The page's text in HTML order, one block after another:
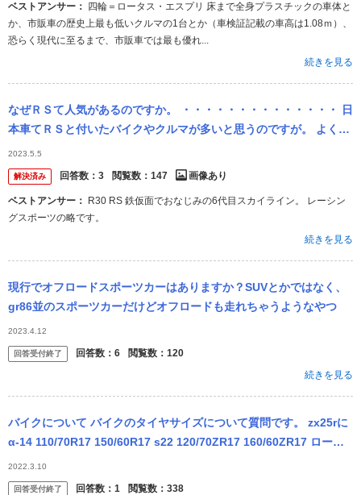
ベストアンサー：
か、市販車の歴史上最も低いクルマの1台とか（車検証記載の車高は1.08ｍ）、
恐らく現代に至るまで、市販車では最も優れ...
続きを見る
なぜＲＳて人気があるのですか。 ・・・・・・・・・・・・・・ 日
本車てＲＳと付いたバイクやクルマが多いと思うのですが。 よく分
からないのですか。 ロードセイリング。ロードスポーツ。レーシン
グスポ...
2023.5.5
解決済み 回答数： 3 閲覧数： 147 画像あり
ベストアンサー：
グスポーツの略です。
続きを見る
現行でオフロードスポーツカーはありますか？SUVとかではなく、
gr86並のスポーツカーだけどオフロードも走れちゃうようなやつ
2023.4.12
回答受付終了 回答数： 6 閲覧数： 120
続きを見る
バイクについて バイクのタイヤサイズについて質問です。 zx25rに
α-14 110/70R17 150/60R17 s22 120/70ZR17 160/60ZR17 ロード
スポーツ...
2022.3.10
回答受付終了 回答数： 1 閲覧数： 338